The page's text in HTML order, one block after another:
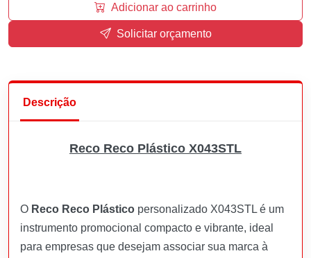
Adicionar ao carrinho
Solicitar orçamento
Descrição
Reco Reco Plástico X043STL
O Reco Reco Plástico personalizado X043STL é um
instrumento promocional compacto e vibrante, ideal
para empresas que desejam associar sua marca à